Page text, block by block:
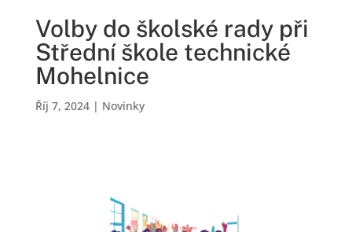
Volby do školské rady při
Střední škole technické
Mohelnice
Říj 7, 2024| Novinky